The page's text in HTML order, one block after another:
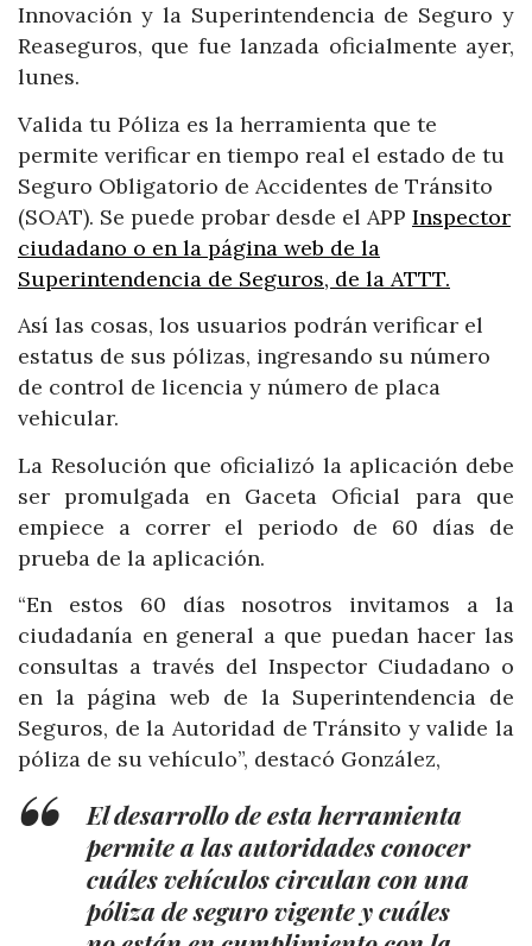
Innovación y la Superintendencia de Seguro y
Reaseguros, que fue lanzada oficialmente ayer,
lunes.
Valida tu Póliza es la herramienta que te
permite verificar en tiempo real el estado de tu
Seguro Obligatorio de Accidentes de Tránsito
(SOAT). Se puede probar desde el APP Inspector
ciudadano o en la página web de la
Superintendencia de Seguros, de la ATTT.
Así las cosas, los usuarios podrán verificar el
estatus de sus pólizas, ingresando su número
de control de licencia y número de placa
vehicular.
La Resolución que oficializó la aplicación debe
ser promulgada en Gaceta Oficial para que
empiece a correr el periodo de 60 días de
prueba de la aplicación.
“En estos 60 días nosotros invitamos a la
ciudadanía en general a que puedan hacer las
consultas a través del Inspector Ciudadano o
en la página web de la Superintendencia de
Seguros, de la Autoridad de Tránsito y valide la
póliza de su vehículo”, destacó González,
El desarrollo de esta herramienta
permite a las autoridades conocer
cuáles vehículos circulan con una
póliza de seguro vigente y cuáles